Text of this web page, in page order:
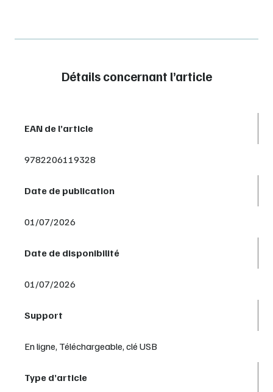
Détails concernant l’article
EAN de l’article
9782206119328
Date de publication
01/07/2026
Date de disponibilité
01/07/2026
Support
En ligne, Téléchargeable, clé USB
Type d’article